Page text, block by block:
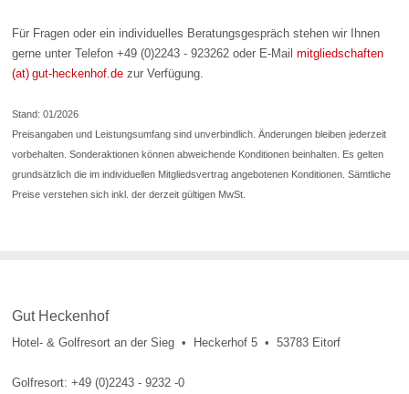
Für Fragen oder ein individuelles Beratungsgespräch stehen wir Ihnen
gerne unter Telefon +49 (0)2243 - 923262 oder E-Mailmitgliedschaften
(at) gut-heckenhof.de zur Verfügung.
Stand: 01/2026
Preisangaben und Leistungsumfang sind unverbindlich. Änderungen bleiben jederzeit
vorbehalten. Sonderaktionen können abweichende Konditionen beinhalten. Es gelten
grundsätzlich die im individuellen Mitgliedsvertrag angebotenen Konditionen. Sämtliche
Preise verstehen sich inkl. der derzeit gültigen MwSt.
Gut Heckenhof
Hotel- & Golfresort an der Sieg • Heckerhof 5 • 53783 Eitorf
Golfresort: +49 (0)2243 - 9232 -0